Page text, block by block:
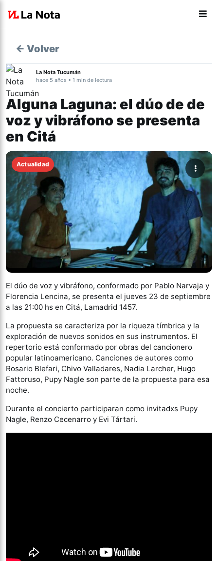
← Volver
La Nota Tucumán
hace 5 años • 1 min de lectura
Alguna Laguna: el dúo de de
voz y vibráfono se presenta
en Citá
Actualidad
El dúo de voz y vibráfono, conformado por Pablo Narvaja y
Florencia Lencina, se presenta el jueves 23 de septiembre
a las 21:00 hs en Citá, Lamadrid 1457.
La propuesta se caracteriza por la riqueza tímbrica y la
exploración de nuevos sonidos en sus instrumentos. El
repertorio está conformado por obras del cancionero
popular latinoamericano. Canciones de autores como
Rosario Blefari, Chivo Valladares, Nadia Larcher, Hugo
Fattoruso, Pupy Nagle son parte de la propuesta para esa
noche.
Durante el concierto participaran como invitadxs Pupy
Nagle, Renzo Cecenarro y Evi Tártari.